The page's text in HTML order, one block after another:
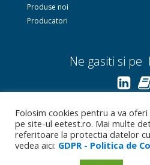
Produse noi
Producatori
Ne gasiti si pe
Folosim cookies pentru a va
pe site-ul eetest.ro. Mai multe
referitoare la protectia datelor
vedea aici: GDPR - Politica de